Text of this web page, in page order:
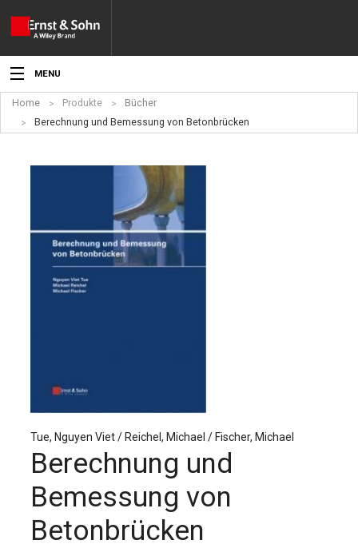
MENU
Aktuelles
Produkte
Werben
Verlag
Sprache / Language: DE Sprache / Language: EN
Home Produkte
Bücher
Berechnung und Bemessung von Betonbrücken
Tue, Nguyen Viet / Reichel, Michael / Fischer, Michael
Berechnung und
Bemessung von
Betonbrücken